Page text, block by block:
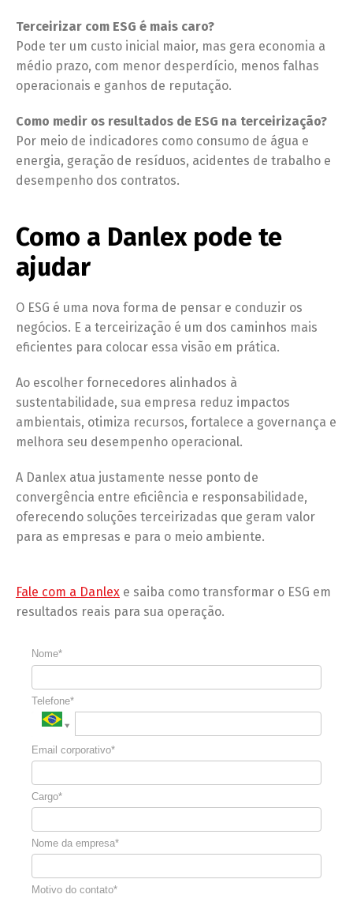
Terceirizar com ESG é mais caro?
Pode ter um custo inicial maior, mas gera economia a
médio prazo, com menor desperdício, menos falhas
operacionais e ganhos de reputação.
Como medir os resultados de ESG na terceirização?
Por meio de indicadores como consumo de água e
energia, geração de resíduos, acidentes de trabalho e
desempenho dos contratos.
Como a Danlex pode te
ajudar
O ESG é uma nova forma de pensar e conduzir os
negócios. E a terceirização é um dos caminhos mais
eficientes para colocar essa visão em prática.
Ao escolher fornecedores alinhados à
sustentabilidade, sua empresa reduz impactos
ambientais, otimiza recursos, fortalece a governança e
melhora seu desempenho operacional.
A Danlex atua justamente nesse ponto de
convergência entre eficiência e responsabilidade,
oferecendo soluções terceirizadas que geram valor
para as empresas e para o meio ambiente.
Fale com a Danlex e saiba como transformar o ESG em
resultados reais para sua operação.
Nome*
Telefone*
Email corporativo*
Cargo*
Nome da empresa*
Motivo do contato*